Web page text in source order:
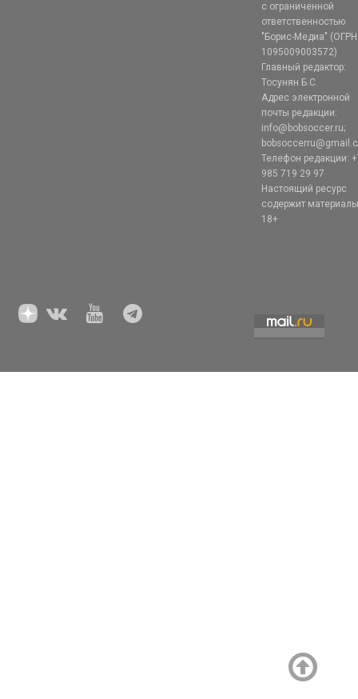
с ограниченной
ответственностью
"Борис-Медиа" (ОГРН
1095009003572)
Главный редактор:
Тосунян Б.С.
Адрес электронной
почты редакции:
info@bobsoccer.ru;
Телефон редакции:
985 719 29 97
Настоящий ресурс
содержит
18+